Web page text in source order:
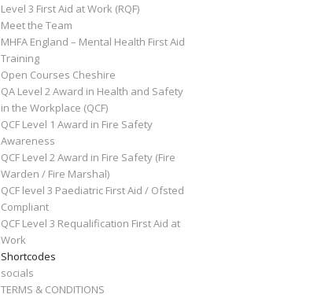
Level 3 First Aid at Work (RQF)
Meet the Team
MHFA England – Mental Health First Aid
Training
Open Courses Cheshire
QA Level 2 Award in Health and Safety
in the Workplace (QCF)
QCF Level 1 Award in Fire Safety
Awareness
QCF Level 2 Award in Fire Safety (Fire
Warden / Fire Marshal)
QCF level 3 Paediatric First Aid / Ofsted
Compliant
QCF Level 3 Requalification First Aid at
Work
Shortcodes
socials
TERMS & CONDITIONS